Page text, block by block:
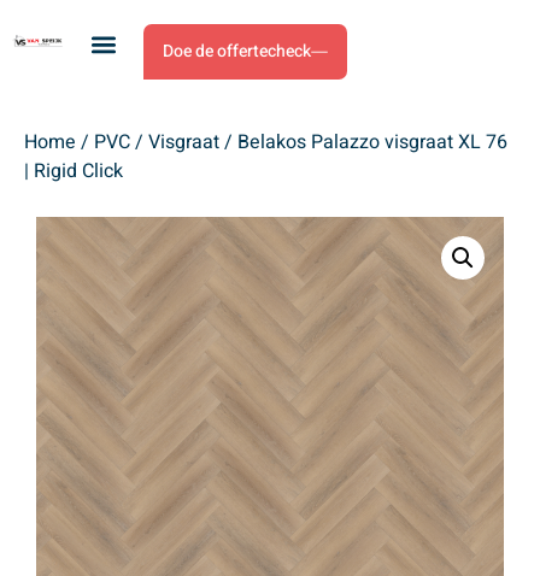
Doe de offertecheck
Home / PVC/ Visgraat/ Belakos Palazzo visgraat XL 76
| Rigid Click